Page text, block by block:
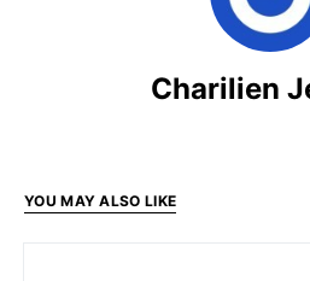
Charilien
YOU MAY ALSO LIKE